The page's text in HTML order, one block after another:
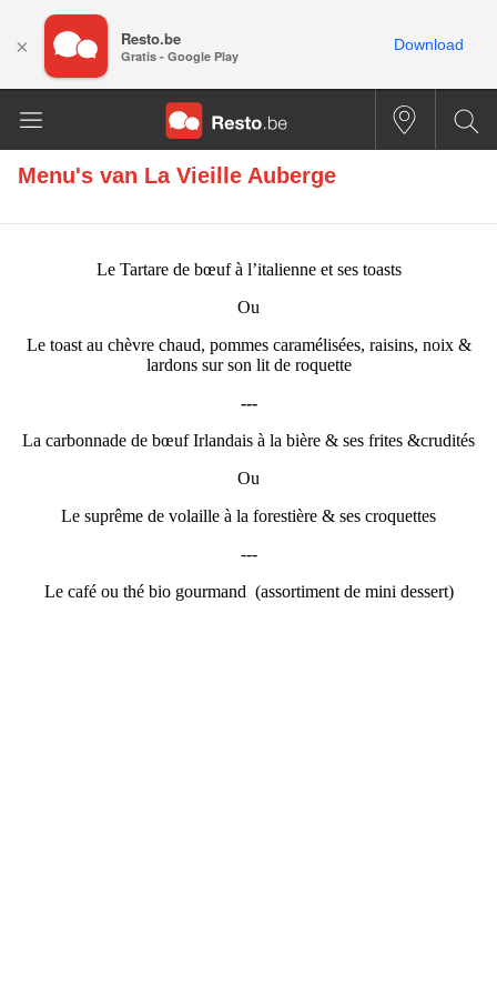
Menu's van La Vieille Auberge
× Resto.be
Gratis - Google Play
Download